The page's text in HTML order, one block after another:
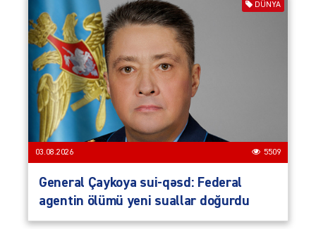
DÜNYA
03.08.2026 5509
General Çaykoya sui-qəsd: Federal
agentin ölümü yeni suallar doğurdu